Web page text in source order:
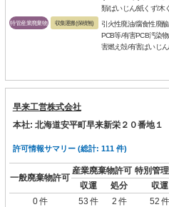
類/ばいじん/紙くず/木
特管産業廃棄物 収集運搬(保積無)
引火性廃油/腐食性廃
PCB等/有害PCB汚染
害燃え殻/有害ばいじ
早来工営株式会社
本社: 北海道安平町早来新栄２０番地１
許可情報サマリー (総計: 111 件)
一般廃棄物許可
産業廃棄物許可 特別管
収運
処分 収運
0 件
53 件 2 件 52 件